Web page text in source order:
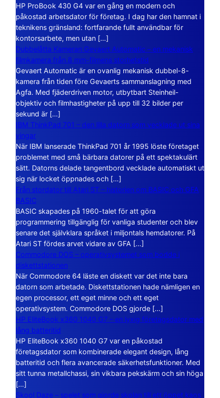
HP ProBook 430 G4 var en gång en modern och
påkostad arbetsdator för företag. I dag har den hamnat i
teknikens gränsland: fortfarande fullt användbar för
kontorsarbete, men utan […]
Dubbelåtta Kameran Gevaert Automatic – en mekanisk
filmkamera från 8 mm-filmens storhetstid
Gevaert Automatic är en ovanlig mekanisk dubbel-8-
kamera från tiden före Gevaerts sammanslagning med
Agfa. Med fjäderdriven motor, utbytbart Steinheil-
objektiv och filmhastigheter på upp till 32 bilder per
sekund är […]
IBM ThinkPad 701 – den lilla datorn som vecklade ut sina
vingar
När IBM lanserade ThinkPad 701 år 1995 löste företaget
problemet med små bärbara datorer på ett spektakulärt
sätt. Datorns delade tangentbord vecklade automatiskt ut
sig när locket öppnades och […]
Från stordator till Atari ST – historien om BASIC och GFA
BASIC
BASIC skapades på 1960-talet för att göra
programmering tillgänglig för vanliga studenter och blev
senare det självklara språket i miljontals hemdatorer. På
Atari ST fördes arvet vidare av GFA […]
Commodore DOS – operativsystemet som bodde i
diskettstationen
När Commodore 64 läste en diskett var det inte bara
datorn som arbetade. Diskettstationen hade nämligen en
egen processor, ett eget minne och ett eget
operativsystem. Commodore DOS gjorde […]
HP EliteBook x360 1040 G7 – en lyxig företagsdator med
lång batteritid
HP EliteBook x360 1040 G7 var en påkostad
företagsdator som kombinerade elegant design, lång
batteritid och flera avancerade säkerhetsfunktioner. Med
sitt tunna metallchassi, sin vikbara pekskärm och sin höga
[…]
Skool Daze – spelet som gjorde skolan till ett öppet kaos